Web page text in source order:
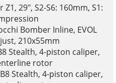
29", S2-S6: 160mm, S1:
Bomber Inline, EVOL
210x55mm
Stealth, 4-piston caliper,
rotor
Stealth, 4-piston caliper,